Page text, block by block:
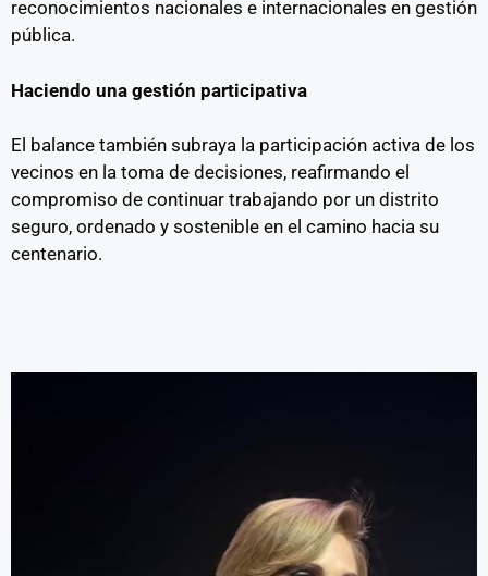
reconocimientos nacionales e internacionales en gestión
pública.
Haciendo una gestión participativa
El balance también subraya la participación activa de los
vecinos en la toma de decisiones, reafirmando el
compromiso de continuar trabajando por un distrito
seguro, ordenado y sostenible en el camino hacia su
centenario.